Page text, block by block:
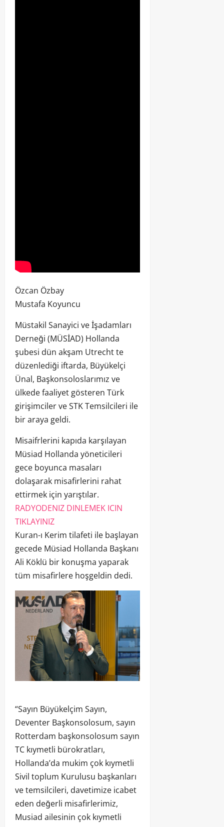
Özcan Özbay
Mustafa Koyuncu
Müstakil Sanayici ve İşadamları
Derneği (MÜSİAD) Hollanda
şubesi dün akşam Utrecht te
düzenlediği iftarda, Büyükelçi
Ünal, Başkonsoloslarımız ve
ülkede faaliyet gösteren Türk
girişimciler ve STK Temsilcileri ile
bir araya geldi.
Misaifrlerini kapıda karşılayan
Müsiad Hollanda yöneticileri
gece boyunca masaları
dolaşarak misafirlerini rahat
ettirmek için yarıştılar.
RADYODENIZ DINLEMEK ICIN
TIKLAYINIZ
Kuran-ı Kerim tilafeti ile başlayan
gecede Müsiad Hollanda Başkanı
Ali Köklü bir konuşma yaparak
tüm misafirlere hoşgeldin dedi.
“Sayın Büyükelçim Sayın,
Deventer Başkonsolosum, sayın
Rotterdam başkonsolosum sayın
TC kıymetli bürokratları,
Hollanda’da mukim çok kıymetli
Sivil toplum Kurulusu başkanları
ve temsilcileri, davetimize icabet
eden değerli misafirlerimiz,
Musiad ailesinin çok kıymetli